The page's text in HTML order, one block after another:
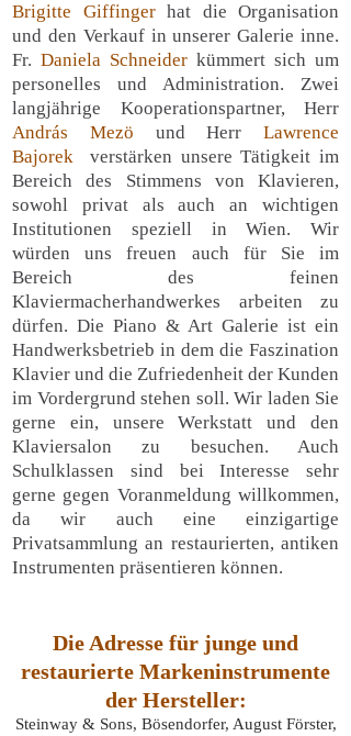
Brigitte Giffingerhat die Organisation
und den Verkauf in unserer Galerie inne.
Fr. Daniela Schneider kümmert sich um
personelles und Administration. Zwei
langjährige Kooperationspartner, Herr
András Mezö und Herr Lawrence
Bajorek verstärken unsere Tätigkeit im
Bereich des Stimmens von Klavieren,
sowohl privat als auch an wichtigen
Institutionen speziell in Wien. Wir
würden uns freuen auch für Sie im
Bereich des feinen
Klaviermacherhandwerkes arbeiten zu
dürfen. Die Piano & Art Galerie ist ein
Handwerksbetrieb in dem die Faszination
Klavier und die Zufriedenheit der Kunden
im Vordergrund stehen soll. Wir laden Sie
gerne ein, unsere Werkstatt und den
Klaviersalon zu besuchen. Auch
Schulklassen sind bei Interesse sehr
gerne gegen Voranmeldung willkommen,
da wir auch eine einzigartige
Privatsammlung an restaurierten, antiken
Instrumenten präsentieren können.
Die Adresse für junge und
restaurierte Markeninstrumente
der Hersteller:
Steinway & Sons, Bösendorfer, August Förster,